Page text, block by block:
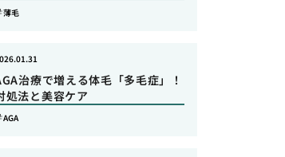
薄毛
治療で増える体毛「多毛症」！
処法と美容ケア
AGA